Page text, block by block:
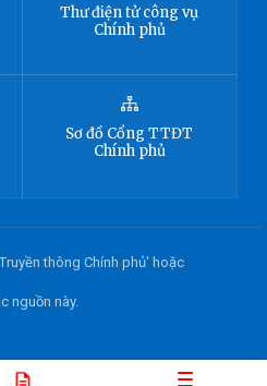
Thư điện tử công vụ
Chính phủ
Sơ đồ Cổng TTĐT
Chính phủ
thông Chính phủ' hoặc
nguồn này.